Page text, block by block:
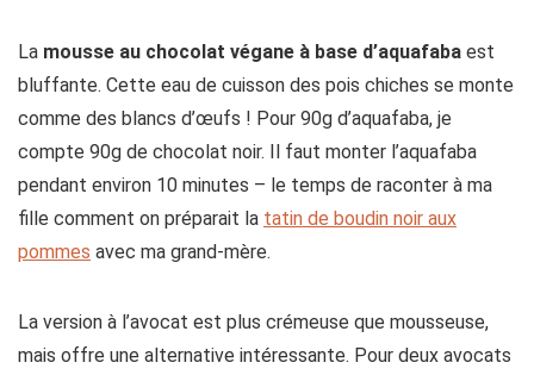
La mousse au chocolat végane à base d’aquafaba est
bluffante. Cette eau de cuisson des pois chiches se monte
comme des blancs d’œufs ! Pour 90g d’aquafaba, je
compte 90g de chocolat noir. Il faut monter l’aquafaba
pendant environ 10 minutes – le temps de raconter à ma
fille comment on préparait la tatin de boudin noir aux
pommes avec ma grand-mère.
La version à l’avocat est plus crémeuse que mousseuse,
mais offre une alternative intéressante. Pour deux avocats